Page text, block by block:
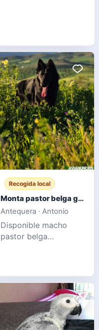
Recogida local
Monta pastor belga groenendael
Antequera · Antonio
Disponible macho
pastor belga
salud. 3 años de edad.
Mensaje para más
información.
WhatsApp 6